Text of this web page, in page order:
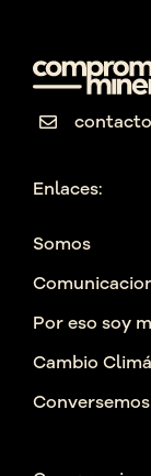
Enlaces:
Somos
Por eso soy
Cambio
Conversemos